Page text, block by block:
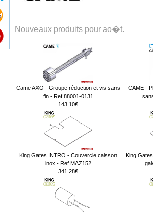
Nouveaux produits pour ao�t.
Came AXO - Groupe réduction et vis sans
fin - Ref 88001-0131
143.10€
CAME -
King Gates INTRO - Couvercle caisson
inox - Ref MAZ152
341.28€
King